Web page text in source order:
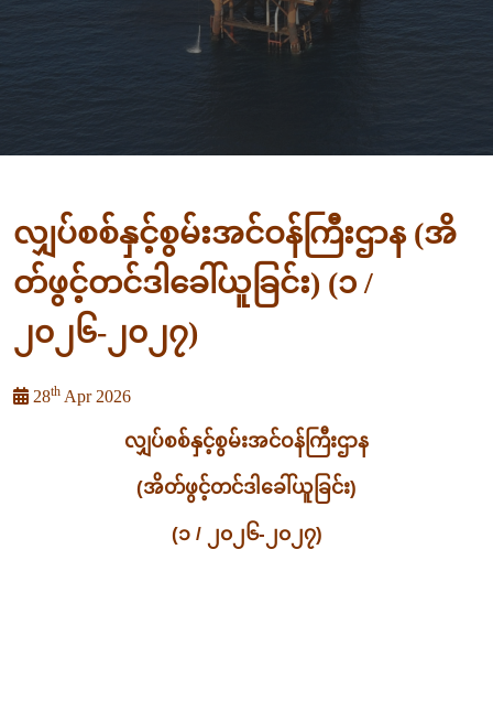
လျှပ်စစ်နှင့်စွမ်းအင်ဝန်ကြီးဌာန (အိ
တ်ဖွင့်တင်ဒါခေါ်ယူခြင်း) (၁ /
၂၀၂၆-၂၀၂၇)
28th Apr 2026
လျှပ်စစ်နှင့်စွမ်းအင်ဝန်ကြီးဌာန
(အိတ်ဖွင့်တင်ဒါခေါ်ယူခြင်း)
(၁ / ၂၀၂၆-၂၀၂၇)